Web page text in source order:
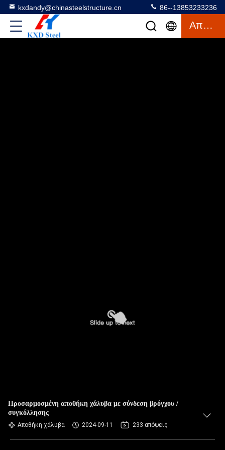
kxdandy@chinasteelstructure.cn 86--13853233236
Απόσπασμα
Προσαρμοσμένη αποθήκη χάλυβα με σύνδεση βρόγχου /
συγκόλλησης
Αποθήκη χάλυβα 2024-09-11 233 απόψεις